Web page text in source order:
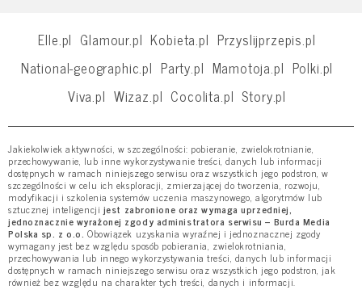
Elle.pl Glamour.pl Kobieta.pl Przyslijprzepis.pl
National-geographic.pl Party.pl Mamotoja.pl Polki.pl
Viva.pl Wizaz.pl Cocolita.pl Story.pl
Jakiekolwiek aktywności, w szczególności: pobieranie, zwielokrotnianie,
przechowywanie, lub inne wykorzystywanie treści, danych lub informacji
dostępnych w ramach niniejszego serwisu oraz wszystkich jego podstron, w
szczególności w celu ich eksploracji, zmierzającej do tworzenia, rozwoju,
modyfikacji i szkolenia systemów uczenia maszynowego, algorytmów lub
sztucznej inteligencji jest zabronione oraz wymaga uprzedniej,
jednoznacznie wyrażonej zgody administratora serwisu – Burda Media
Polska sp. z o.o. Obowiązek uzyskania wyraźnej i jednoznacznej zgody
wymagany jest bez względu sposób pobierania, zwielokrotniania,
przechowywania lub innego wykorzystywania treści, danych lub informacji
dostępnych w ramach niniejszego serwisu oraz wszystkich jego podstron, jak
również bez względu na charakter tych treści, danych i informacji.